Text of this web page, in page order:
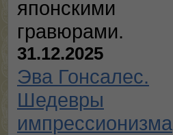
японскими
гравюрами.
31.12.2025
Эва Гонсалес.
Шедевры
импрессионизма